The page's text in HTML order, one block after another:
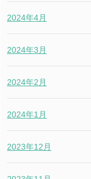
2024年4月
2024年3月
2024年2月
2024年1月
2023年12月